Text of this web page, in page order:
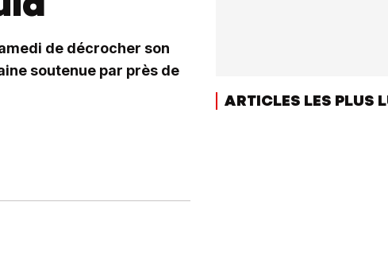
de décrocher son
soutenue par près de
ARTICLES LES PLUS